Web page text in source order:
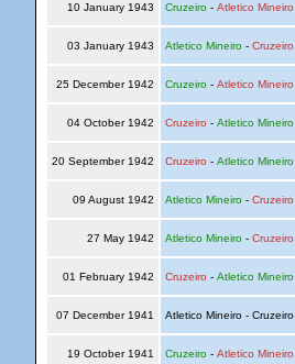
10 January 1943 Cruzeiro- Atletico Mineiro
03 January 1943 Atletico Mineiro- Cruzeiro
25 December 1942 Cruzeiro- Atletico Mineiro
04 October 1942 Cruzeiro - Atletico Mineiro
20 September 1942 Cruzeiro - Atletico Mineiro
09 August 1942 Atletico Mineiro- Cruzeiro
27 May 1942 Atletico Mineiro- Cruzeiro
01 February 1942 Cruzeiro - Atletico Mineiro
07 December 1941 Atletico Mineiro - Cruzeiro
19 October 1941 Cruzeiro- Atletico Mineiro